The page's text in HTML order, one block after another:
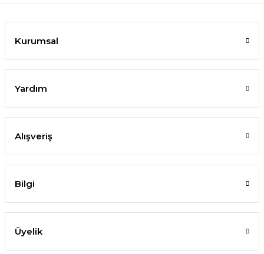
Kurumsal
Yardım
Alışveriş
Bilgi
Üyelik